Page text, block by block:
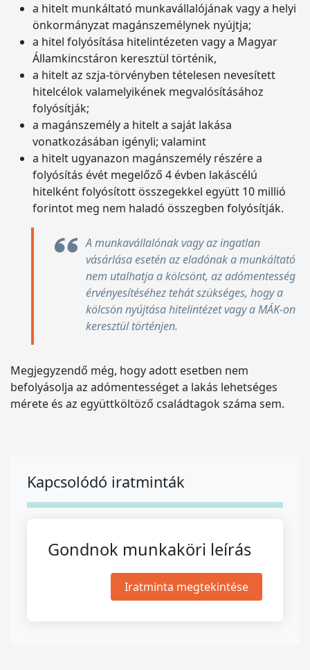
a hitelt munkáltató munkavállalójának vagy a helyi
önkormányzat magánszemélynek nyújtja;
a hitel folyósítása hitelintézeten vagy a Magyar
Államkincstáron keresztül történik,
a hitelt az szja-törvényben tételesen nevesített
hitelcélok valamelyikének megvalósításához
folyósítják;
a magánszemély a hitelt a saját lakása
vonatkozásában igényli; valamint
a hitelt ugyanazon magánszemély részére a
folyósítás évét megelőző 4 évben lakáscélú
hitelként folyósított összegekkel együtt 10 millió
forintot meg nem haladó összegben folyósítják.
A munkavállalónak vagy az ingatlan
vásárlása esetén az eladónak a munkáltató
nem utalhatja a kölcsönt, az adómentesség
érvényesítéséhez tehát szükséges, hogy a
kölcsön nyújtása hitelintézet vagy a MÁK-on
keresztül történjen.
Megjegyzendő még, hogy adott esetben nem
befolyásolja az adómentességet a lakás lehetséges
mérete és az együttköltöző családtagok száma sem.
Kapcsolódó iratminták
Gondnok munkaköri leírás
Iratminta megtekintése